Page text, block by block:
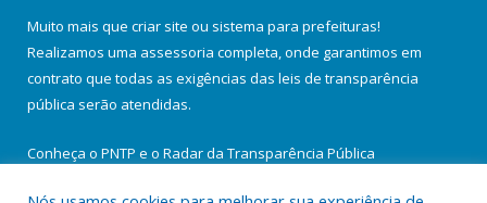
Muito mais que criar site ou sistema para prefeituras!
Realizamos uma assessoria completa, onde garantimos em
contrato que todas as exigências das leis de transparência
pública serão atendidas.
Conheça o PNTP e o Radar da Transparência Pública